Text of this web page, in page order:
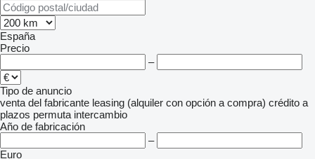
España
Precio
–
Tipo de anuncio
venta del fabricante leasing (alquiler con opción a compra) crédito a
plazos permuta intercambio
Año de fabricación
–
Euro